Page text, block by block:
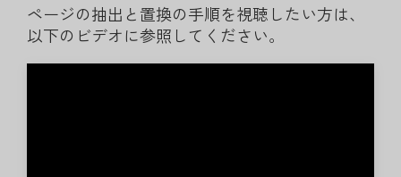
ページの抽出と置換の手順を視聴したい方は、
以下のビデオに参照してください。